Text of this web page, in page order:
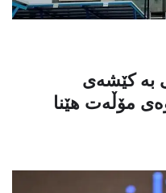
بە کێشەی
مۆڵەت هێنا